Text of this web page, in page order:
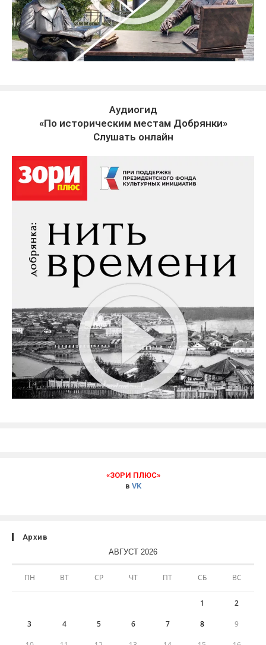
Аудиогид
«По историческим местам Добрянки»
Слушать онлайн
«ЗОРИ ПЛЮС»
в VK
Архив
АВГУСТ 2026
ПН ВТ СР ЧТ ПТ СБ ВС
1 2
3 4 5 6 7 8 9